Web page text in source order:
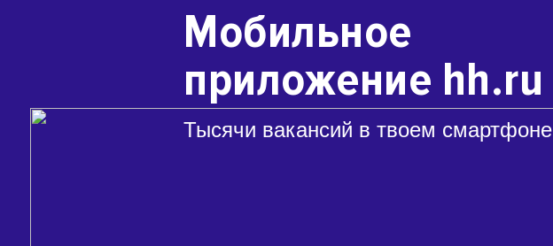
Мобильное
приложение hh.ru
Тысячи вакансий в твоем смартфоне